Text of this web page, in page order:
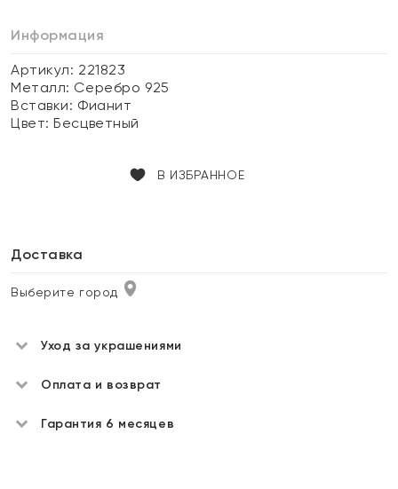
Информация
Артикул: 221823
Металл: Серебро 925
Вставки: Фианит
Цвет:Бесцветный
В ИЗБРАННОЕ
Доставка
Выберите город
Уход за украшениями
Оплата и возврат
Гарантия 6 месяцев